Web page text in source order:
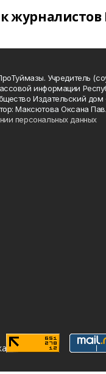
журналистов
Учредитель
информации
Издательский
Максютова Оксана
персональных данных